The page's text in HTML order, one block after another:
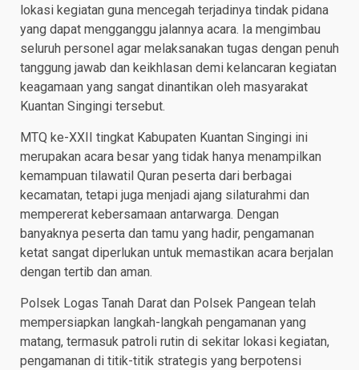
lokasi kegiatan guna mencegah terjadinya tindak pidana
yang dapat mengganggu jalannya acara. Ia mengimbau
seluruh personel agar melaksanakan tugas dengan penuh
tanggung jawab dan keikhlasan demi kelancaran kegiatan
keagamaan yang sangat dinantikan oleh masyarakat
Kuantan Singingi tersebut.
MTQ ke-XXII tingkat Kabupaten Kuantan Singingi ini
merupakan acara besar yang tidak hanya menampilkan
kemampuan tilawatil Quran peserta dari berbagai
kecamatan, tetapi juga menjadi ajang silaturahmi dan
mempererat kebersamaan antarwarga. Dengan
banyaknya peserta dan tamu yang hadir, pengamanan
ketat sangat diperlukan untuk memastikan acara berjalan
dengan tertib dan aman.
Polsek Logas Tanah Darat dan Polsek Pangean telah
mempersiapkan langkah-langkah pengamanan yang
matang, termasuk patroli rutin di sekitar lokasi kegiatan,
pengamanan di titik-titik strategis yang berpotensi